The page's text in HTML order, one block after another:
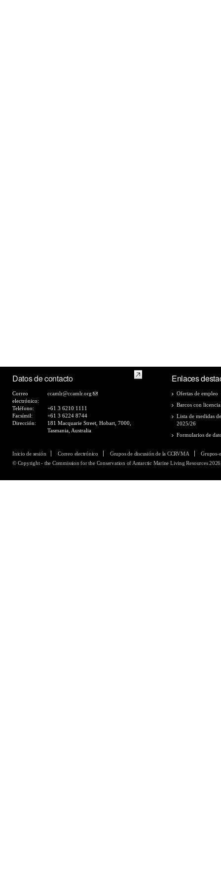
Datos de contacto
Correo
electrónico:
ccamlr@ccamlr.org
Teléfono:
+61 3 6210 1111
Facsímil:
+61 3 6224 8744
Dirección:
181 Macquarie Street, Hobart, 7000,
Tasmania, Australia
Enlaces
Ofertas de empleo
Barcos con
Lista de medidas
2025/26
Formularios de
Inicio de sesión Correo electrónico Grupos de discusión de la CCRVMA
Grupos-
© Copyright - the Commission for the Conservation of Antarctic Marine Living Resources